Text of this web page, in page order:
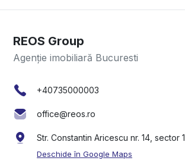
REOS Group
Agenție imobiliară Bucuresti
+40735000003
office@reos.ro
Str. Constantin Aricescu nr. 14, sector 1
Deschide în Google Maps